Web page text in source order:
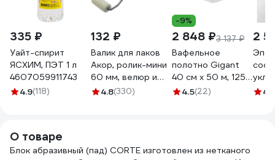
335 ₽
Уайт-спирит
ЯСХИМ, ПЭТ 1 л
4607059911743
4.9(118)
132 ₽
Валик для лаков
Акор, ролик-мини
60 мм, велюр и
шерсть 4 мм,
4.8(330)
-9%
2 848 ₽3 137 ₽
Вафельное
полотно Gigant
40 см х 50 м, 125
г/м2 GVL-200
4.5(22)
2
4.9
О товаре
Блок абразивный (пад) CORTE изготовлен из нетканого